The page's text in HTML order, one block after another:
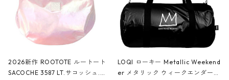
2026新作 ROOTOTE ルートート
SACOCHE 3587 LT.サコッシュ.ル
LOQI ローキー Metallic Weekend
er メタリック ウィークエンダー